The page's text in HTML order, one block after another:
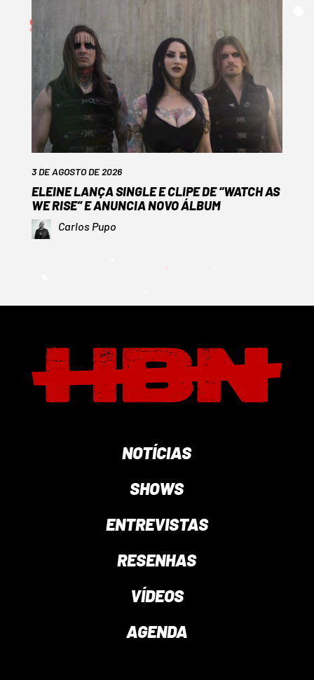
3 DE AGOSTO DE 2026
ELEINE LANÇA SINGLE E CLIPE DE “WATCH AS
WE RISE” E ANUNCIA NOVO ÁLBUM
Carlos Pupo
NOTÍCIAS
SHOWS
ENTREVISTAS
RESENHAS
VÍDEOS
AGENDA